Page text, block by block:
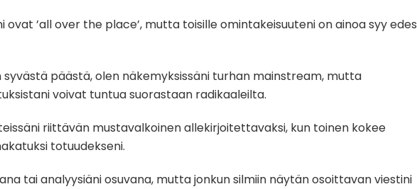
’all over the place’, mutta toisille omintakeisuuteni on ainoa syy edes
päästä, olen näkemyksissäni turhan mainstream, mutta
voivat tuntua suorastaan radikaaleilta.
riittävän mustavalkoinen allekirjoitettavaksi, kun toinen kokee
totuudekseni.
tai analyysiäni osuvana, mutta jonkun silmiin näytän osoittavan viestini